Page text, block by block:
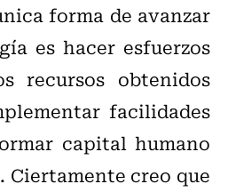
forma de avanzar
es hacer esfuerzos
recursos obtenidos
facilidades
capital humano
Ciertamente creo que